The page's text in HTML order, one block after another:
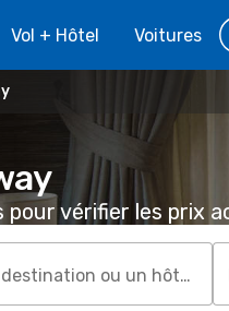
Vol + Hôtel Voitures
pour vérifier les prix
Recherchez une destination ou un hôtel